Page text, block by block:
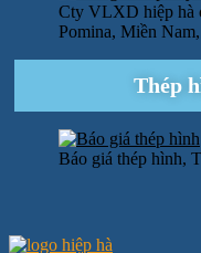
Cty VLXD hiệp hà
Pomina, Miền
Thép
Báo giá thép hình,